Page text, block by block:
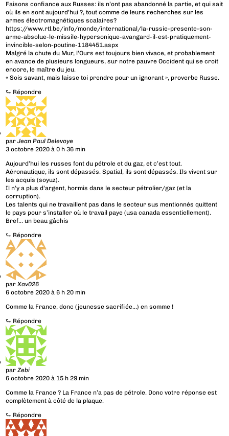
Faisons confiance aux Russes: ils n’ont pas abandonné la partie, et qui sait
où ils en sont aujourd’hui ?, tout comme de leurs recherches sur les
armes électromagnétiques scalaires?
https://www.rtl.be/info/monde/international/la-russie-presente-son-
arme-absolue-le-missile-hypersonique-avangard-il-est-pratiquement-
invincible-selon-poutine-1184451.aspx
Malgré la chute du Mur, l’Ours est toujours bien vivace, et probablement
en avance de plusieurs longueurs, sur notre pauvre Occident qui se croit
encore, le maître du jeu.
« Sois savant, mais laisse toi prendre pour un ignorant », proverbe Russe.
⮑ Répondre
parJean Paul Delevoye
3 octobre 2020 à 0 h 36 min
Aujourd’hui les russes font du pétrole et du gaz, et c’est tout.
Aéronautique, ils sont dépassés. Spatial, ils sont dépassés. Ils vivent sur
les acquis (soyuz).
Il n’y a plus d’argent, hormis dans le secteur pétrolier/gaz (et la
corruption).
Les talents qui ne travaillent pas dans le secteur sus mentionnés quittent
le pays pour s’installer où le travail paye (usa canada essentiellement).
Bref… un beau gâchis
⮑ Répondre
parXav026
6 octobre 2020 à 6 h 20 min
Comme la France, donc (jeunesse sacrifiée…) en somme !
⮑ Répondre
parZebi
6 octobre 2020 à 15 h 29 min
Comme la France ? La France n’a pas de pétrole. Donc votre réponse est
complètement à côté de la plaque.
⮑ Répondre